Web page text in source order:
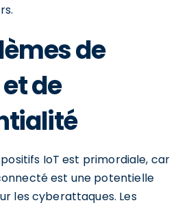
de
de
IoT est primordiale, car
est une potentielle
les cyberattaques. Les